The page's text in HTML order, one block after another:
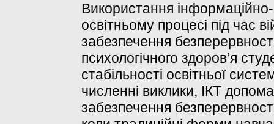
Використання інформаційно-
освітньому процесі під час
забезпечення
психологічного здоров’я
стабільності освітньої
численні виклики, ІКТ
забезпечення